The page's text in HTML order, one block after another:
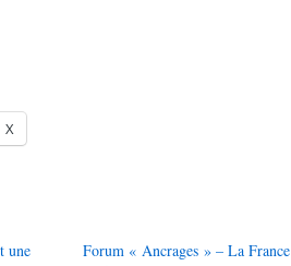
X
une
Forum « Ancrages » – La France